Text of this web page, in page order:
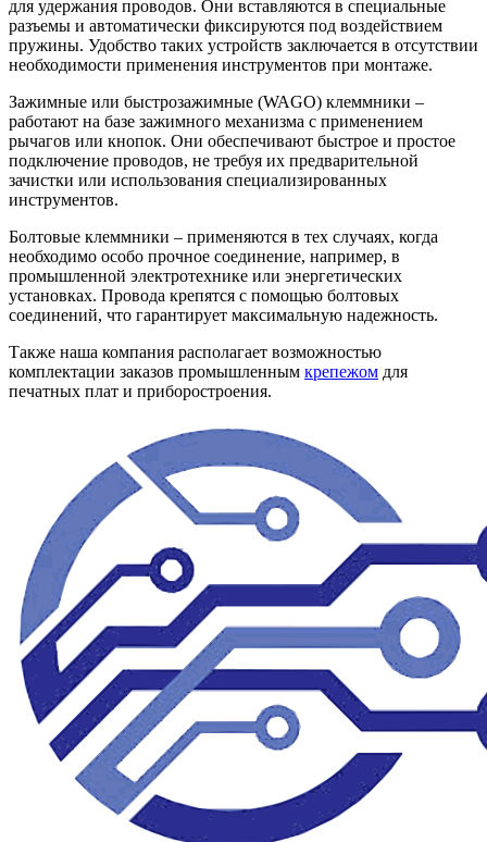
для удержания проводов. Они вставляются в специальные
разъемы и автоматически фиксируются под воздействием
пружины. Удобство таких устройств заключается в отсутствии
необходимости применения инструментов при монтаже.
Зажимные или быстрозажимные (WAGO) клеммники –
работают на базе зажимного механизма с применением
рычагов или кнопок. Они обеспечивают быстрое и простое
подключение проводов, не требуя их предварительной
зачистки или использования специализированных
инструментов.
Болтовые клеммники – применяются в тех случаях, когда
необходимо особо прочное соединение, например, в
промышленной электротехнике или энергетических
установках. Провода крепятся с помощью болтовых
соединений, что гарантирует максимальную надежность.
Также наша компания располагает возможностью
комплектации заказов промышленным крепежом для
печатных плат и приборостроения.